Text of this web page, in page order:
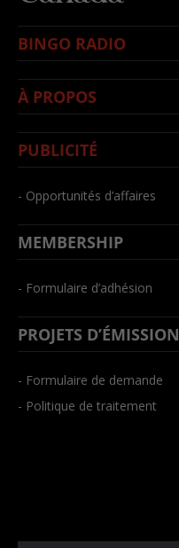
BINGO RADIO
À PROPOS
PUBLICITÉ
- Opportunités d’affaires
MEMBERSHIP
- Formulaire d’adhésion
PROJETS D’ÉMISSION
- Formulaire de demande
- Politique de traitement